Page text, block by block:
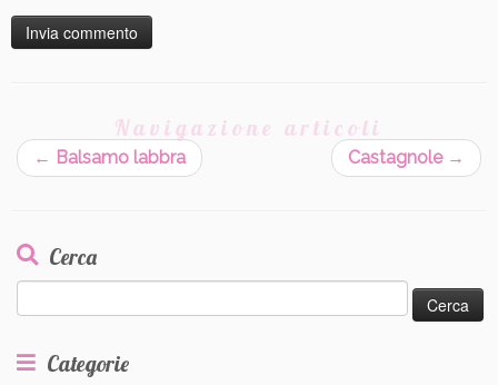
Navigazione articoli
← Balsamo labbra Castagnole →
Cerca
per:
Categorie